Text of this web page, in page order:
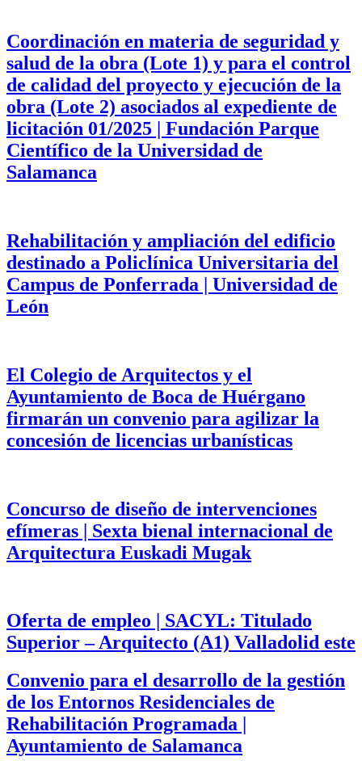
Coordinación en materia de seguridad y
salud de la obra (Lote 1) y para el control
de calidad del proyecto y ejecución de la
obra (Lote 2) asociados al expediente de
licitación 01/2025 | Fundación Parque
Científico de la Universidad de
Salamanca
Rehabilitación y ampliación del edificio
destinado a Policlínica Universitaria del
Campus de Ponferrada | Universidad de
León
El Colegio de Arquitectos y el
Ayuntamiento de Boca de Huérgano
firmarán un convenio para agilizar la
concesión de licencias urbanísticas
Concurso de diseño de intervenciones
efímeras | Sexta bienal internacional de
Arquitectura Euskadi Mugak
Oferta de empleo | SACYL: Titulado
Superior – Arquitecto (A1) Valladolid este
Convenio para el desarrollo de la gestión
de los Entornos Residenciales de
Rehabilitación Programada |
Ayuntamiento de Salamanca